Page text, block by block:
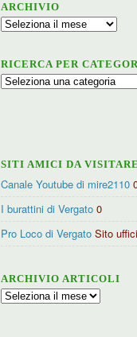
ARCHIVIO
Archivio
RICERCA PER
Ricerca
SITI AMICI DA VISITARE
Canale Youtube di mire2110
I burattini di Vergato 0
Pro Loco di Vergato Sito
ARCHIVIO ARTICOLI
Archivio